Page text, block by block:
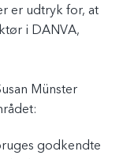
er udtryk for, at
i DANVA,
Münster
godkendte